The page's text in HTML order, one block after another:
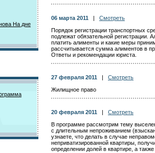
На дне
06 марта 2011
Смотреть
Порядок регистрации транспортных
подлежат обязательной регистрации.
платить алименты и какие меры
рассчитывается сумма алиментов в
Ответы и рекомендации юриста.
27 февраля 2011
Смотреть
Жилищное право
20 февраля 2011
Смотреть
В программе рассмотрим тему
с длительным непроживанием
узнаете, что делать в случае
неприватизированной квартиры,
определении долей в квартире, а